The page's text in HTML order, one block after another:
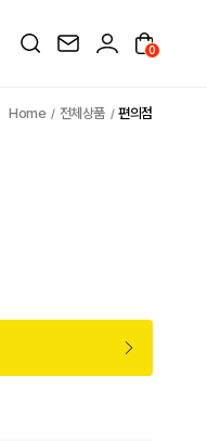
0
전체상품 편의점